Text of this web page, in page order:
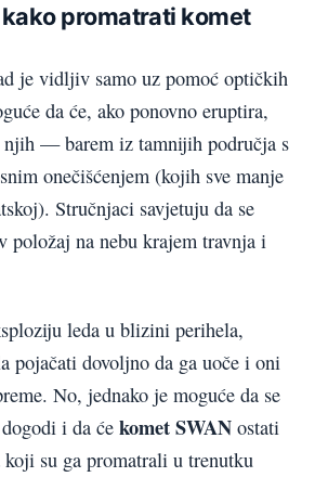
kako promatrati komet
je vidljiv samo uz pomoć optičkih
da će, ako ponovno eruptira,
— barem iz tamnijih područja s
onečišćenjem (kojih sve manje
Stručnjaci savjetuju da se
položaj na nebu krajem travnja i
leda u blizini perihela,
pojačati dovoljno da ga uoče i oni
No, jednako je moguće da se
i da će komet SWAN ostati
koji su ga promatrali u trenutku